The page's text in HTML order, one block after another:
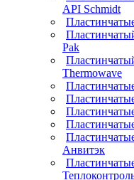
API Schmidt
Pak
Thermowave
Анвитэк